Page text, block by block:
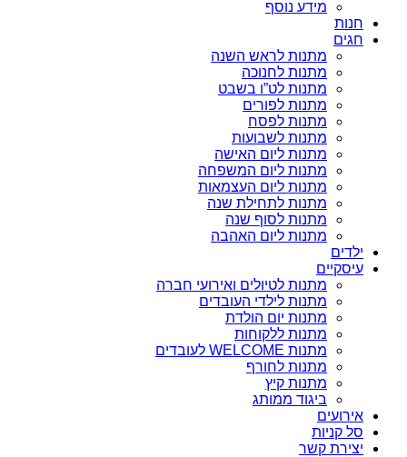
מידע נוסף
חנות
חגים
מתנות לראש השנה
מתנות לחנוכה
מתנות לט”ו בשבט
מתנות לפורים
מתנות לפסח
מתנות לשבועות
מתנות ליום האישה
מתנות ליום המשפחה
מתנות ליום העצמאות
מתנות לתחילת שנה
מתנות לסוף שנה
מתנות ליום האהבה
ילדים
עיסקיים
מתנות לטיולים ואירועי חברה
מתנות לילדי העובדים
מתנות יום הולדת
מתנות ללקוחות
מתנות WELCOME לעובדים
מתנות לחורף
מתנות קיץ
ביגוד ממותג
אירועים
סל קניות
יצירת קשר